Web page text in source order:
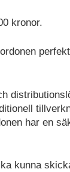
kronor.
har en
kunna